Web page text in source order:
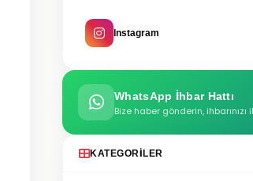
Instagram
WhatsApp İhbar Hattı
Bize haber gönderin, ihbarınızı
KATEGORILER